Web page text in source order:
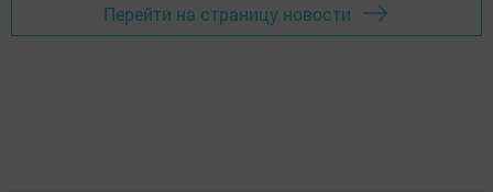
Перейти на страницу новости